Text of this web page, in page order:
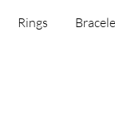
Rings